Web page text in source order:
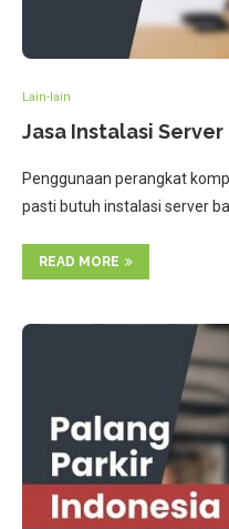
Lain-lain
Jasa Instalasi Server
Penggunaan perangkat
pasti butuh instalasi server
READ MORE